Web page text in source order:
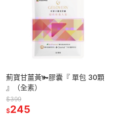
薊寶甘薑黃🫚膠囊『 單包 30顆
』（全素）
$399
$245